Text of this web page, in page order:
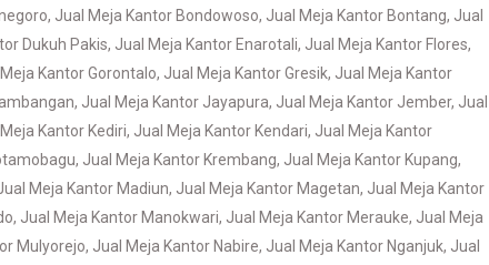
, Jual Meja Kantor Bondowoso, Jual Meja Kantor Bontang, Jual
Dukuh Pakis, Jual Meja Kantor Enarotali, Jual Meja Kantor Flores,
Kantor Gorontalo, Jual Meja Kantor Gresik, Jual Meja Kantor
, Jual Meja Kantor Jayapura, Jual Meja Kantor Jember, Jual
Kantor Kediri, Jual Meja Kantor Kendari, Jual Meja Kantor
, Jual Meja Kantor Krembang, Jual Meja Kantor Kupang,
Meja Kantor Madiun, Jual Meja Kantor Magetan, Jual Meja Kantor
, Jual Meja Kantor Manokwari, Jual Meja Kantor Merauke, Jual Meja
Mulyorejo, Jual Meja Kantor Nabire, Jual Meja Kantor Nganjuk, Jual